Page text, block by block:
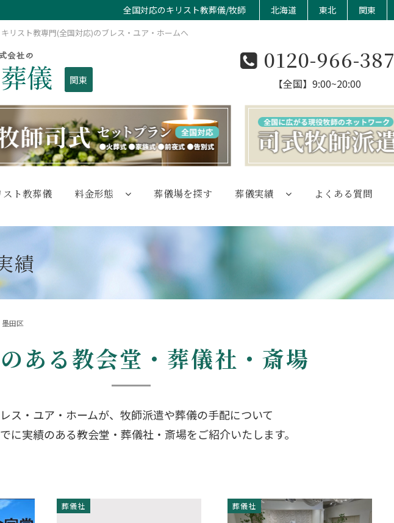
全国対応のキリスト教葬儀/牧師 北海道 東北 関東
リスト教専門(全国対応)のブレス・ユア・ホームへ
関東
0120-966-387
【全国】9:00~20:00
スト教葬儀 料金形態 葬儀場を探す 葬儀実績 よくある質問
績
墨田区
ある教会堂・葬儀社・斎場
ス・ユア・ホームが、牧師派遣や葬儀の手配について
に実績のある教会堂・葬儀社・斎場をご紹介いたします。
葬儀社 葬儀社